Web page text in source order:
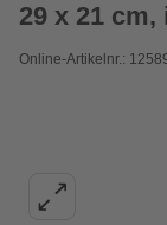
29 x 21
Online-Artikelnr.: